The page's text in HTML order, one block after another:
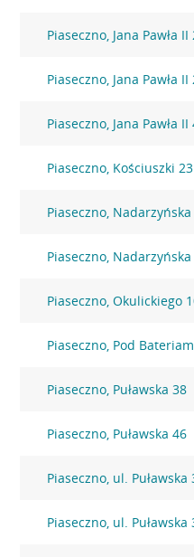
Piaseczno, Jana Pawła II
Piaseczno, Jana Pawła II
Piaseczno, Jana Pawła II
Piaseczno, Kościuszki 23
Piaseczno,
Piaseczno,
Piaseczno, Okulickiego
Piaseczno, Pod
Piaseczno, Puławska 38
Piaseczno, Puławska 46
Piaseczno, ul. Puławska
Piaseczno, ul. Puławska